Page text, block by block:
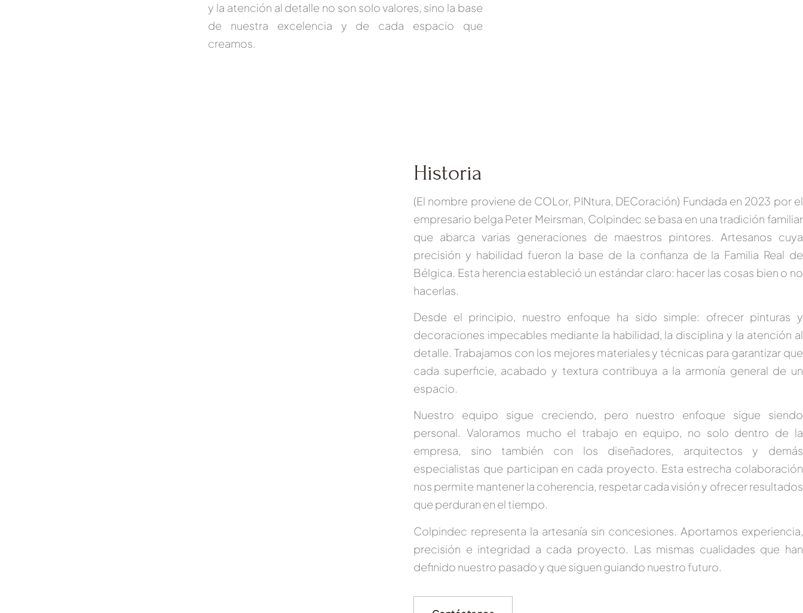
y la atención al detalle no son solo valores, sino la base
de nuestra excelencia y de cada espacio que
creamos.
Historia
(El nombre proviene de COLor, PINtura, DECoración) Fundada en 2023 por el
empresario belga Peter Meirsman, Colpindec se basa en una tradición familiar
que abarca varias generaciones de maestros pintores. Artesanos cuya
precisión y habilidad fueron la base de la confianza de la Familia Real de
Bélgica. Esta herencia estableció un estándar claro: hacer las cosas bien o no
hacerlas.
Desde el principio, nuestro enfoque ha sido simple: ofrecer pinturas y
decoraciones impecables mediante la habilidad, la disciplina y la atención al
detalle. Trabajamos con los mejores materiales y técnicas para garantizar que
cada superficie, acabado y textura contribuya a la armonía general de un
espacio.
Nuestro equipo sigue creciendo, pero nuestro enfoque sigue siendo
personal. Valoramos mucho el trabajo en equipo, no solo dentro de la
empresa, sino también con los diseñadores, arquitectos y demás
especialistas que participan en cada proyecto. Esta estrecha colaboración
nos permite mantener la coherencia, respetar cada visión y ofrecer resultados
que perduran en el tiempo.
Colpindec representa la artesanía sin concesiones. Aportamos experiencia,
precisión e integridad a cada proyecto. Las mismas cualidades que han
definido nuestro pasado y que siguen guiando nuestro futuro.